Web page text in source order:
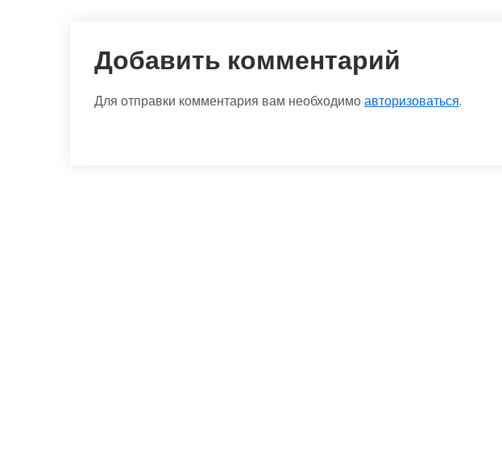
Добавить комментарий
Для отправки комментария вам необходимоавторизоваться.